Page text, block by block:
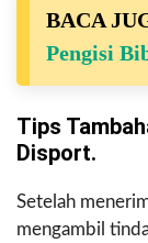
BACA
Pengisi
Tips
Disport.
Setelah
mengambil